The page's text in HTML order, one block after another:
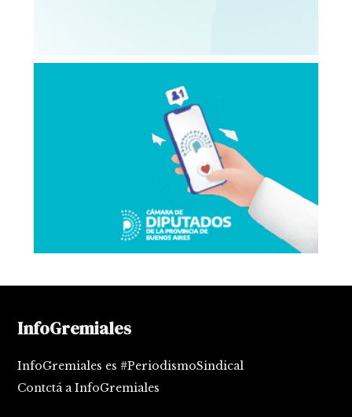
InfoGremiales
InfoGremiales es #PeriodismoSindical
Contctá a InfoGremiales